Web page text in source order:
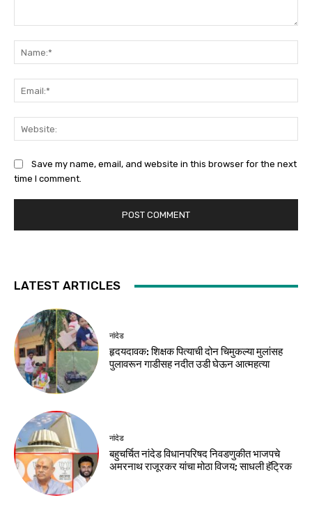
Save my name, email, and website in this browser for the next
time I comment.
LATEST ARTICLES
नांदेड
हृदयदावक: शिक्षक पित्याची दोन चिमुकल्या मुलांसह
पुलावरून गाडीसह नदीत उडी घेऊन आत्महत्या
नांदेड
बहुचर्चित नांदेड विधानपरिषद निवडणुकीत भाजपचे
अमरनाथ राजूरकर यांचा मोठा विजय; साधली हॅट्रिक